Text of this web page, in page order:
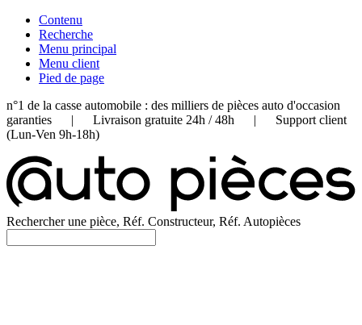
Contenu
Recherche
Menu principal
Menu client
Pied de page
n°1 de la casse automobile : des milliers de pièces auto d'occasion
garanties | Livraison gratuite 24h / 48h | Support client
(Lun-Ven 9h-18h)
Rechercher une pièce, Réf. Constructeur, Réf. Autopièces